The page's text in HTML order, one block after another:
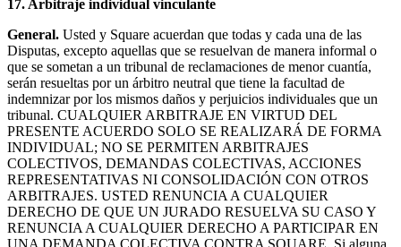
17. Arbitraje individual vinculante
General. Usted y Square acuerdan que todas y cada una de las
Disputas, excepto aquellas que se resuelvan de manera informal o
que se sometan a un tribunal de reclamaciones de menor cuantía,
serán resueltas por un árbitro neutral que tiene la facultad de
indemnizar por los mismos daños y perjuicios individuales que un
tribunal. CUALQUIER ARBITRAJE EN VIRTUD DEL
PRESENTE ACUERDO SOLO SE REALIZARÁ DE FORMA
INDIVIDUAL; NO SE PERMITEN ARBITRAJES
COLECTIVOS, DEMANDAS COLECTIVAS, ACCIONES
REPRESENTATIVAS NI CONSOLIDACIÓN CON OTROS
ARBITRAJES. USTED RENUNCIA A CUALQUIER
DERECHO DE QUE UN JURADO RESUELVA SU CASO Y
RENUNCIA A CUALQUIER DERECHO A PARTICIPAR EN
UNA DEMANDA COLECTIVA CONTRA SQUARE. Si alguna